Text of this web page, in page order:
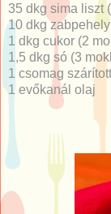
35 dkg sima liszt
10 dkg zabpehely
1 dkg cukor (2
1,5 dkg só (3
1 csomag
1 evőkanál olaj